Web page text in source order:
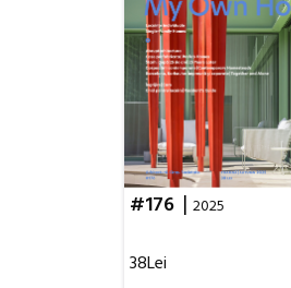
#176 | 2025
38Lei